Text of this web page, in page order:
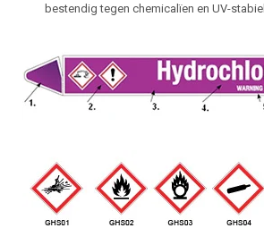
bestendig tegen chemicalïen en UV-stabiel